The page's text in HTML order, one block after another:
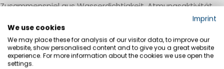
Zusammenspiel aus Wasserdichtigkeit, Atmungsaktivität,
Robustheit und einer auf den jeweiligen Einsatzbereich
abgestimmten Ausstattung.
Wasserdichtigkeit
Imprint
We use cookies
We may place these for analysis of our visitor data, to improve our
website, show personalised content and to give you a great website
experience. For more information about the cookies we use open the
settings.